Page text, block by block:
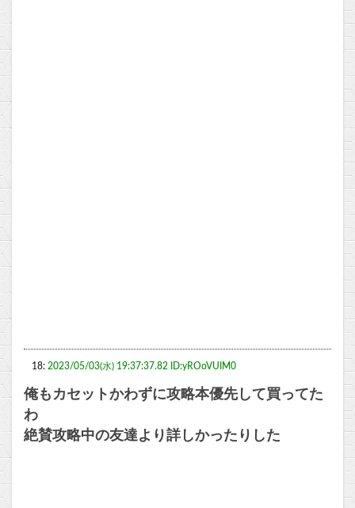
18: 2023/05/03(水) 19:37:37.82 ID:yROoVUIM0
俺もカセットかわずに攻略本優先して買ってた
わ
絶賛攻略中の友達より詳しかったりした